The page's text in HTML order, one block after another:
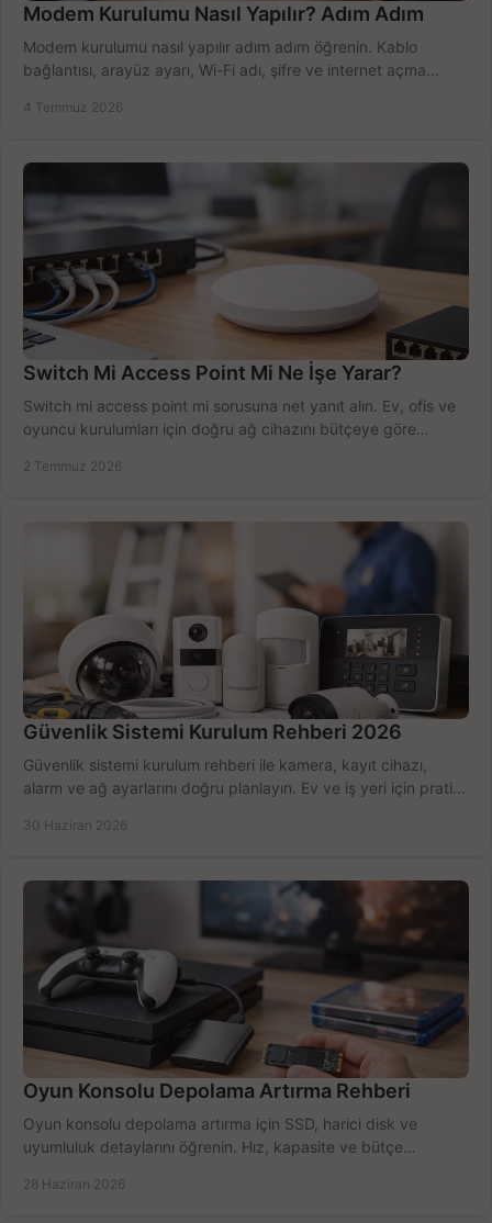
Modem Kurulumu Nasıl Yapılır? Adım Adım
Modem kurulumu nasıl yapılır adım adım öğrenin. Kablo
bağlantısı, arayüz ayarı, Wi-Fi adı, şifre ve internet açma
4 Temmuz 2026
Switch Mi Access Point Mi Ne İşe Yarar?
Switch mi access point mi sorusuna net yanıt alın. Ev, ofis ve
oyuncu kurulumları için doğru ağ cihazını bütçeye göre
2 Temmuz 2026
Güvenlik Sistemi Kurulum Rehberi 2026
Güvenlik sistemi kurulum rehberi ile kamera, kayıt cihazı,
alarm ve ağ ayarlarını doğru planlayın. Ev ve iş yeri için pratik
30 Haziran 2026
Oyun Konsolu Depolama Artırma Rehberi
Oyun konsolu depolama artırma için SSD, harici disk ve
uyumluluk detaylarını öğrenin. Hız, kapasite ve bütçe
28 Haziran 2026